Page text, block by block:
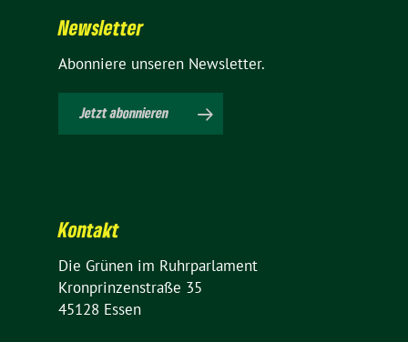
News­letter
Abon­niere unseren Newsletter.
Jetzt abon­nieren
Kontakt
Die Grünen im Ruhrparlament
Kron­prin­zen­straße 35
45128 Essen